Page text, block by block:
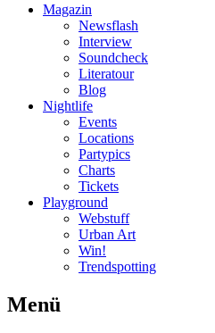
Magazin
Newsflash
Interview
Soundcheck
Literatour
Blog
Nightlife
Events
Locations
Partypics
Charts
Tickets
Playground
Webstuff
Urban Art
Win!
Trendspotting
Menü